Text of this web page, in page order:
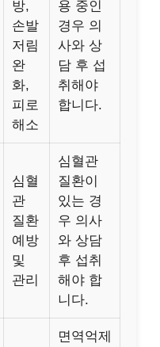
방,
손발
저림
완
화,
피로
해소
용 중인
경우 의
사와 상
담 후 섭
취해야
합니다.
심혈
관
질환
예방
및
관리
심혈관
질환이
있는 경
우 의사
와 상담
후 섭취
해야 합
니다.
면역억제